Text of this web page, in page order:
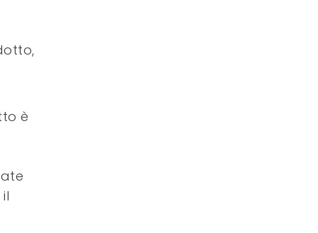
è